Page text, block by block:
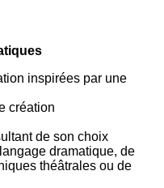
inspirées par une
création
de son choix
dramatique, de
théâtrales ou de